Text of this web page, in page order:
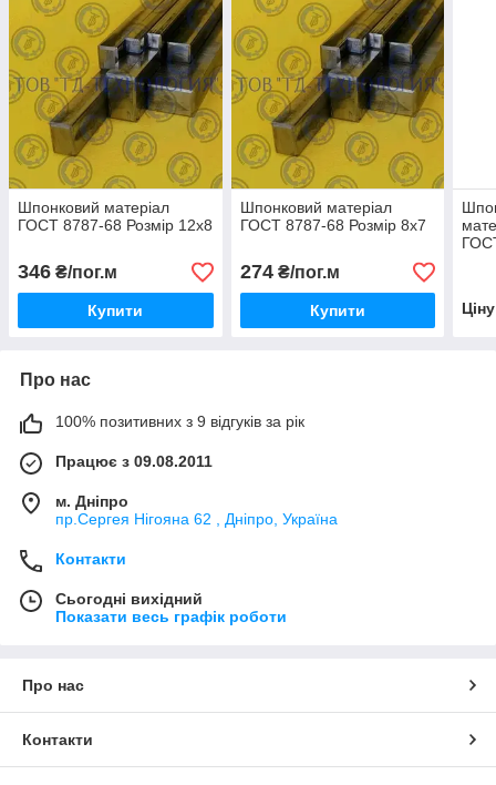
Шпонковий матеріал
ГОСТ 8787-68 Розмір 12х8
346 ₴/пог.м
Купити
Шпонковий матеріал
ГОСТ 8787-68 Розмір 8х7
274₴/пог.м
Купити
Про нас
100% позитивних з 9 відгуків за рік
Працює з 09.08.2011
м. Дніпро
пр.Сергея Нігояна 62 , Дніпро, Україна
Контакти
Сьогодні вихідний
Показати весь графік роботи
Про нас
Контакти